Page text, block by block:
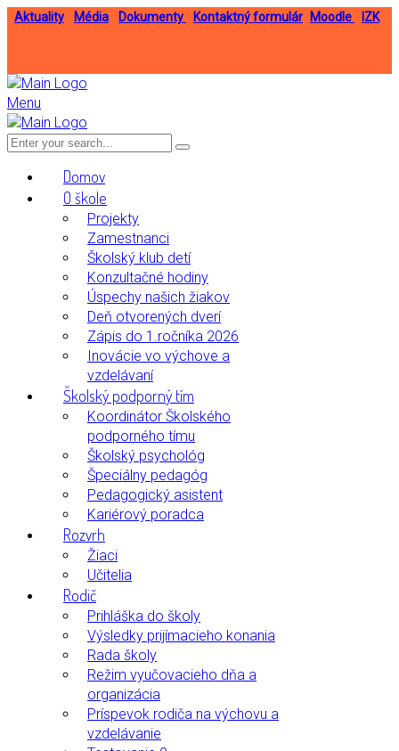
Aktuality Média Dokumenty IZK
Moodle
Kontaktný formulár
Menu
Domov
O škole
Projekty
Zamestnanci
Školský klub detí
Konzultačné hodiny
Úspechy našich žiakov
Deň otvorených dverí
Zápis do 1.ročníka 2026
Inovácie vo výchove a
vzdelávaní
Školský podporný tím
Koordinátor Školského
podporného tímu
Školský psychológ
Špeciálny pedagóg
Pedagogický asistent
Kariérový poradca
Rozvrh
Žiaci
Učitelia
Rodič
Prihláška do školy
Výsledky prijímacieho konania
Rada školy
Režim vyučovacieho dňa a
organizácia
Príspevok rodiča na výchovu a
vzdelávanie